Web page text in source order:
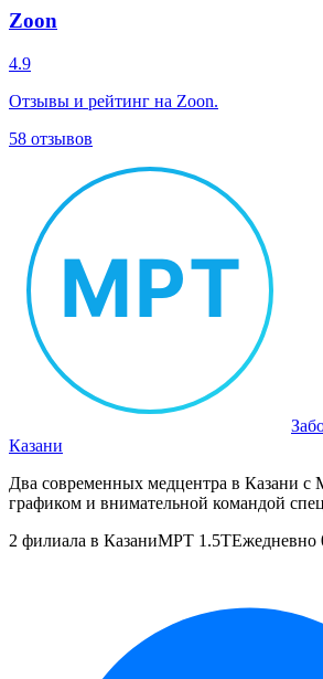
Zoon
4.9
Отзывы и рейтинг на Zoon.
58 отзывов
Казани
Два современных медцентра в Казани
графиком и внимательной командой
2 филиала в КазаниМРТ 1.5TЕжедневно